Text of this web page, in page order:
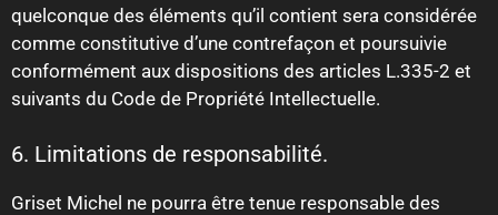
quelconque des éléments qu’il contient sera considérée
comme constitutive d’une contrefaçon et poursuivie
conformément aux dispositions des articles L.335-2 et
suivants du Code de Propriété Intellectuelle.
6. Limitations de responsabilité.
Griset Michel ne pourra être tenue responsable des